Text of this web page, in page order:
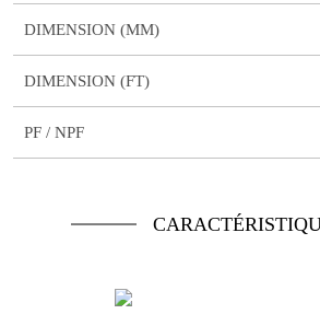
DIMENSION (MM)
DIMENSION (FT)
PF / NPF